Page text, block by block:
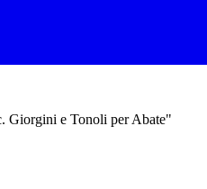
Giorgini e Tonoli per Abate"